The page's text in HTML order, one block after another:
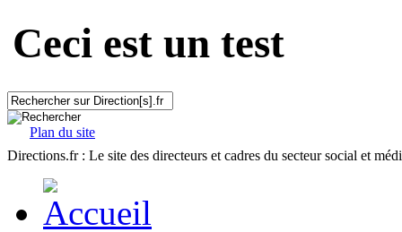
Ceci est un test
Plan du site
Directions.fr : Le site des directeurs et cadres du secteur social et